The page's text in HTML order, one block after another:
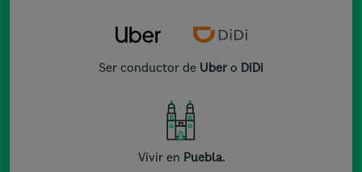
Ser conductor de Uber o DiDi
Vivir en Puebla.